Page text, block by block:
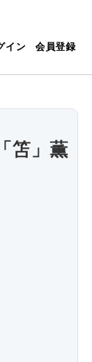
イン 会員登録
笘」薫